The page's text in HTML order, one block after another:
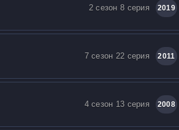
2 сезон 8 серия 2019
7 сезон 22 серия 2011
4 сезон 13 серия 2008